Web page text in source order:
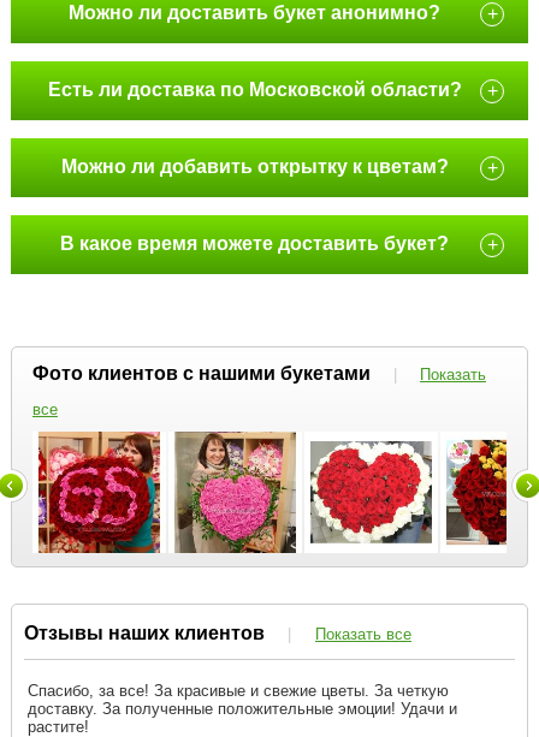
Можно ли доставить букет анонимно? +
Есть ли доставка по Московской области? +
Можно ли добавить открытку к цветам? +
В какое время можете доставить букет? +
Фото клиентов с нашими букетами |
Показать
все
Отзывы наших клиентов | Показать все
Спасибо, за все! За красивые и свежие цветы. За четкую
доставку. За полученные положительные эмоции! Удачи и
растите!